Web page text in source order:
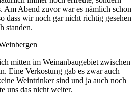
Am Abend zuvor war es nämlich schon
dass wir noch gar nicht richtig gesehen
standen.
mitten im Weinanbaugebiet zwischen
Eine Verkostung gab es zwar auch
Weintrinker sind und ja auch noch
uns das nicht weiter.